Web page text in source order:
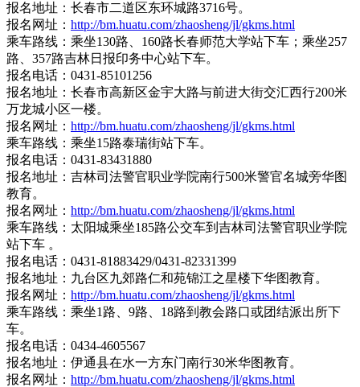
报名地址：长春市二道区东环城路3716号。
报名网址： http://bm.huatu.com/zhaosheng/jl/gkms.html
乘车路线：乘坐130路、160路长春师范大学站下车；乘坐257
路、357路吉林日报印务中心站下车。
报名电话：0431-85101256
报名地址：长春市高新区金宇大路与前进大街交汇西行200米
万龙城小区一楼。
报名网址： http://bm.huatu.com/zhaosheng/jl/gkms.html
乘车路线：乘坐15路泰瑞街站下车。
报名电话：0431-83431880
报名地址：吉林司法警官职业学院南行500米警官名城旁华图
教育。
报名网址： http://bm.huatu.com/zhaosheng/jl/gkms.html
乘车路线：太阳城乘坐185路公交车到吉林司法警官职业学院
站下车 。
报名电话：0431-81883429/0431-82331399
报名地址：九台区九郊路仁和苑锦江之星楼下华图教育。
报名网址： http://bm.huatu.com/zhaosheng/jl/gkms.html
乘车路线：乘坐1路、9路、18路到教会路口或团结派出所下
车。
报名电话：0434-4605567
报名地址：伊通县在水一方东门南行30米华图教育。
报名网址： http://bm.huatu.com/zhaosheng/jl/gkms.html